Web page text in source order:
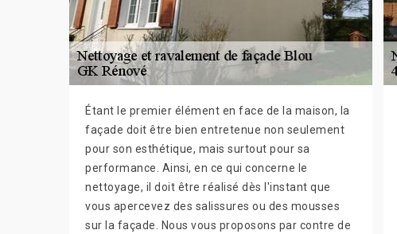
Étant le premier élément en face de la maison, la
façade doit être bien entretenue non seulement
pour son esthétique, mais surtout pour sa
performance. Ainsi, en ce qui concerne le
nettoyage, il doit être réalisé dès l'instant que
vous apercevez des salissures ou des mousses
sur la façade. Nous vous proposons par contre de